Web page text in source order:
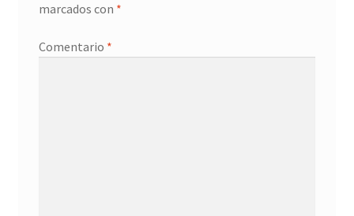
marcados con *
Comentario *